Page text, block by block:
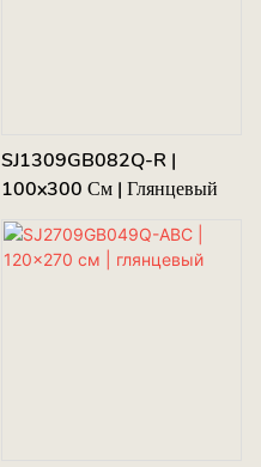
SJ1309GB082Q-R |
100x300 См | Глянцевый